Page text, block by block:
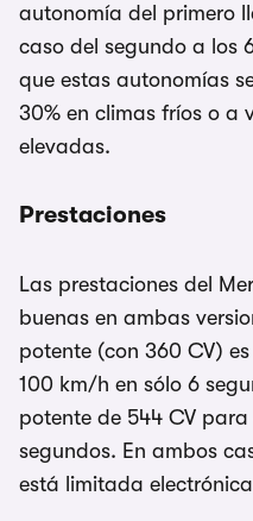
autonomía del primero
caso del segundo a los
que estas autonomías
30% en climas fríos o a
elevadas.
Prestaciones
Las prestaciones del
buenas en ambas
potente (con 360 CV)
100 km/h en sólo 6
potente de 544 CV
segundos. En ambos
está limitada